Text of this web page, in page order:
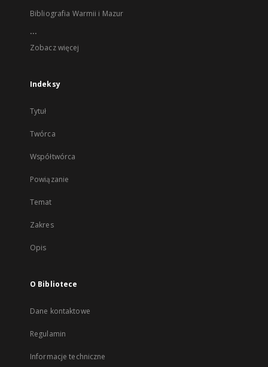
Bibliografia Warmii i Mazur
...
Zobacz więcej
Indeksy
Tytuł
Twórca
Współtwórca
Powiązanie
Temat
Zakres
Opis
O Bibliotece
Dane kontaktowe
Regulamin
Informacje techniczne